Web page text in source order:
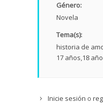
Género:
Novela
Tema(s):
historia de
17 años 18
Inicie sesión o